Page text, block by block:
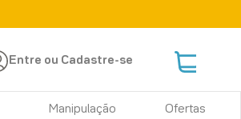
Entre ou Cadastre-se
Manipulação Ofertas